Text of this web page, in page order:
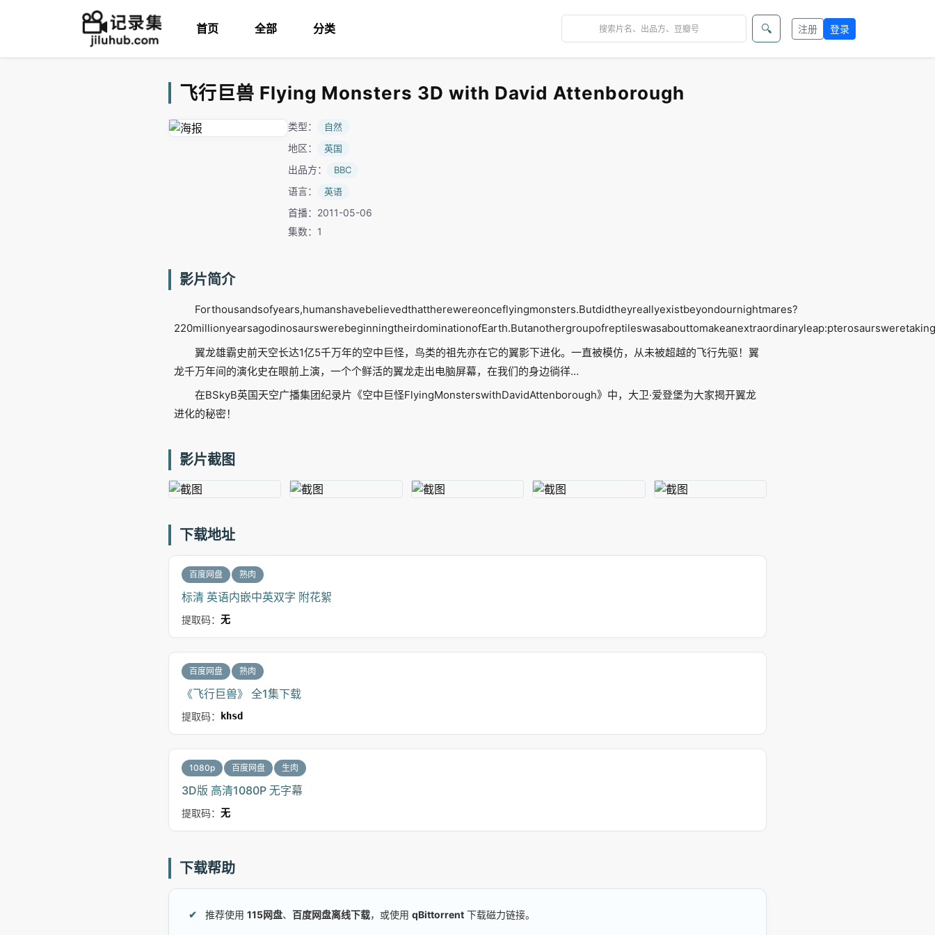
首页 全部 分类 🔍 注册 登录
飞行巨兽 Flying Monsters 3D with David Attenborough
类型： 自然
地区： 英国
出品方： BBC
语言： 英语
首播：2011-05-06
集数：1
影片简介
Forthousandsofyears,humanshavebelievedthattherewereonceflyingmonsters.Butdidtheyreallyexistbeyondournightmares?
翼龙雄霸史前天空长达1亿5千万年的空中巨怪，鸟类的祖先亦在它的翼影下进化。一直被模仿，从未被超越的飞行先驱！翼
龙千万年间的演化史在眼前上演，一个个鲜活的翼龙走出电脑屏幕，在我们的身边徜徉…
在BSkyB英国天空广播集团纪录片《空中巨怪FlyingMonsterswithDavidAttenborough》中，大卫·爱登堡为大家揭开翼龙
进化的秘密！
影片截图
下载地址
百度网盘 熟肉
标清 英语内嵌中英双字 附花絮
提取码： 无
百度网盘 熟肉
《飞行巨兽》 全1集下载
提取码： khsd
1080p 百度网盘 生肉
3D版 高清1080P 无字幕
提取码： 无
下载帮助
推荐使用 115网盘、 百度网盘离线下载，或使用 qBittorrent 下载磁力链接。